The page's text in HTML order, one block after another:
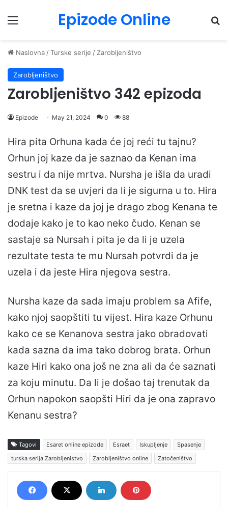
Menu Epizode Online
Naslovna /Turske serije / Zarobljeništvo
Zarobljeništvo
Zarobljeništvo 342 epizoda
Epizode May 21, 2024 0 88
Hira pita Orhuna kada će joj reći tu tajnu?
Orhun joj kaze da je saznao da Kenan ima
sestru i da nije mrtva. Nursha je išla da uradi
DNK test da se uvjeri da li je sigurna u to. Hira
je sretna i kaze da joj je drago zbog Kenana te
dodaje kako je to kao neko čudo. Kenan se
sastaje sa Nursah i pita je da li je uzela
rezultate testa te mu Nursah potvrdi da je
uzela i da jeste Hira njegova sestra.
Nursha kaze da sada imaju problem sa Afife,
kako njoj saopštiti tu vijest. Hira kaze Orhunu
kako ce se Kenanova sestra jako obradovati
kada sazna da ima tako dobrog brata. Orhun
kaze Hiri kako ona još ne zna ali da će saznati
za koju minutu. Da li je došao taj trenutak da
Orhun napokon saopšti Hiri da je ona zapravo
Kenanu sestra?
Tagovi Esaret online epizode Esraet Iskupljenje
Spasenje
turska serija Zarobljenistvo
Zarobljeništvo online Zatočeništvo